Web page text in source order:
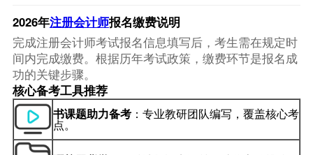
2026年注册会计师报名缴费说明
完成注册会计师考试报名信息填写后，考生需在规定时
间内完成缴费。根据历年考试政策，缴费环节是报名成
功的关键步骤。
核心备考工具推荐
书课题助力备考：专业教研团队编写，覆盖核心考
点。